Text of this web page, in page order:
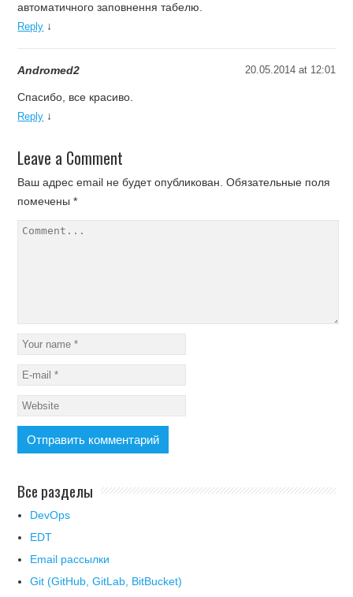
автоматичного заповнення табелю.
Reply ↓
Andromed2 20.05.2014 at 12:01
Спасибо, все красиво.
Reply ↓
Leave a Comment
Ваш адрес email не будет опубликован. Обязательные поля
помечены*
Все разделы
DevOps
EDT
Email рассылки
Git (GitHub, GitLab, BitBucket)